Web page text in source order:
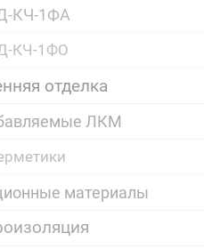
КЧ-1ФА
КЧ-1ФО
отделка
ЛКМ
материалы